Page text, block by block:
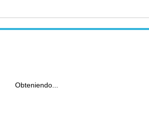
Obteniendo...